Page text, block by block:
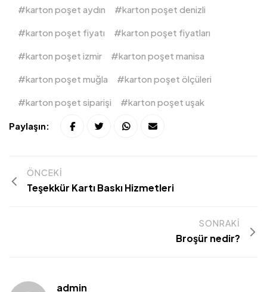
karton poşet aydın karton poşet denizli
karton poşet fiyatı karton poşet fiyatları
karton poşet izmir karton poşet manisa
karton poşet muğla karton poşet ölçüleri
karton poşet siparişi karton poşet uşak
Paylaşın:
ÖNCEKI
Teşekkür Kartı Baskı Hizmetleri
SONRAKI
Broşür nedir?
admin